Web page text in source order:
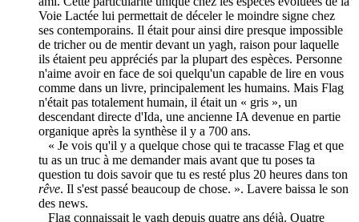
Voie Lactée lui permettait de déceler le moindre signe chez
ses contemporains. Il était pour ainsi dire presque impossible
de tricher ou de mentir devant un yagh, raison pour laquelle
ils étaient peu appréciés par la plupart des espèces. Personne
n'aime avoir en face de soi quelqu'un capable de lire en vous
comme dans un livre, principalement les humains. Mais Flag
n'était pas totalement humain, il était un « gris », un
descendant directe d'Ida, une ancienne IA devenue en partie
organique après la synthèse il y a 700 ans.
« Je vois qu'il y a quelque chose qui te tracasse Flag et que
tu as un truc à me demander mais avant que tu poses ta
question tu dois savoir que tu es resté plus 20 heures dans ton
rêve. Il s'est passé beaucoup de chose. ». Lavere baissa le son
des news.
Flag connaissait le yagh depuis quatre ans déjà. Quatre